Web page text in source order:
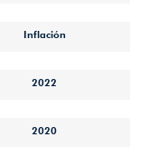
Inflación
2022
2020